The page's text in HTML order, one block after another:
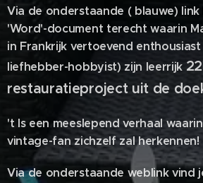
Via de onderstaande ( blauwe)
'Word'-document terecht waarin
in Frankrijk vertoevend
liefhebber-hobbyist) zijn leerrijk
restauratieproject uit de
't Is een meeslepend verhaal
vintage-fan zichzelf zal herkennen!
Via de onderstaande weblink vind